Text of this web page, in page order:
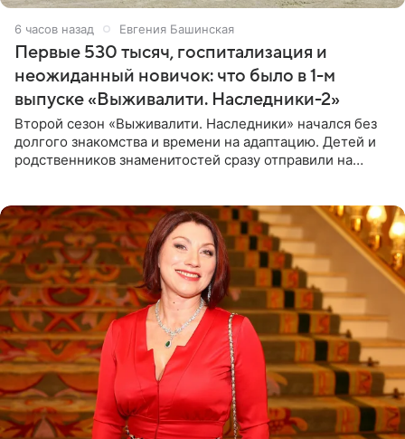
6 часов назад Евгения Башинская
Первые 530 тысяч, госпитализация и
неожиданный новичок: что было в 1-м
выпуске «Выживалити. Наследники-2»
Второй сезон «Выживалити. Наследники» начался без
долгого знакомства и времени на адаптацию. Детей и
родственников знаменитостей сразу отправили на